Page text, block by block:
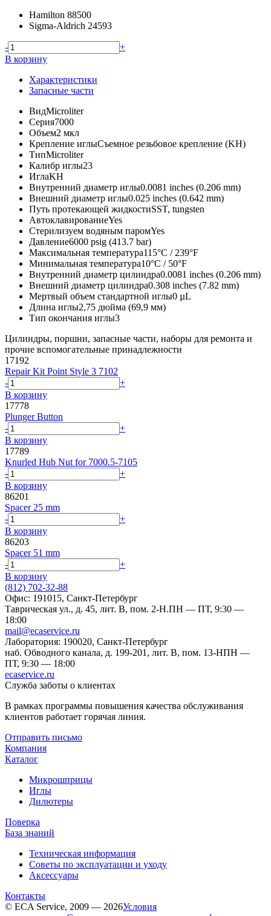
Hamilton 88500
Sigma-Aldrich 24593
-
+
В корзину
Характеристики
Запасные части
ВидMicroliter
Серия7000
Объем2 мкл
Крепление иглыСъемное резьбовое крепление (KH)
ТипMicroliter
Калибр иглы23
ИглаKH
Внутренний диаметр иглы0.0081 inches (0.206 mm)
Внешний диаметр иглы0.025 inches (0.642 mm)
Путь протекающей жидкостиSST, tungsten
АвтоклавированиеYes
Стерилизуем водяным паромYes
Давление6000 psig (413.7 bar)
Максимальная температура115°C / 239°F
Минимальная температура10°C / 50°F
Внутренний диаметр цилиндра0.0081 inches (0.206 mm)
Внешний диаметр цилиндра0.308 inches (7.82 mm)
Мертвый объем стандартной иглы0 µL
Длина иглы2,75 дюйма (69,9 мм)
Тип окончания иглы3
Цилиндры, поршни, запасные части, наборы для ремонта и
прочие вспомогательные принадлежности
17192
Repair Kit Point Style 3 7102
-
+
В корзину
17778
Plunger Button
-
+
В корзину
17789
Knurled Hub Nut for 7000.5-7105
-
+
В корзину
86201
Spacer 25 mm
-
+
В корзину
86203
Spacer 51 mm
-
+
В корзину
(812) 702-32-88
Офис: 191015, Санкт-Петербург
Таврическая ул., д. 45, лит. В, пом. 2-Н.ПН — ПТ, 9:30 —
18:00
mail@ecaservice.ru
Лаборатория: 190020, Санкт-Петербург
наб. Обводного канала, д. 199-201, лит. В, пом. 13-НПН —
ПТ, 9:30 — 18:00
ecaservice.ru
Служба заботы о клиентах
В рамках программы повышения качества обслуживания
клиентов работает горячая линия.
Отправить письмо
Компания
Каталог
Микрошприцы
Иглы
Дилютеры
Поверка
База знаний
Техническая информация
Советы по эксплуатации и уходу
Аксессуары
Контакты
© ECA Service, 2009 — 2026Условия